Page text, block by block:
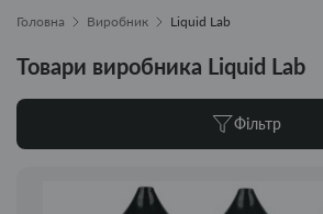
Головна Виробник Liquid Lab
Товари виробника Liquid Lab
Фільтр